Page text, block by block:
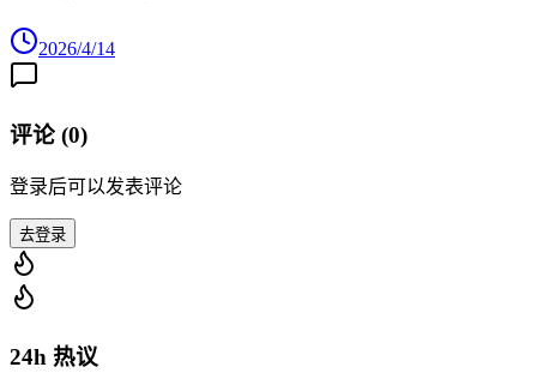
2026/4/14
评论 (0)
登录后可以发表评论
去登录
24h 热议